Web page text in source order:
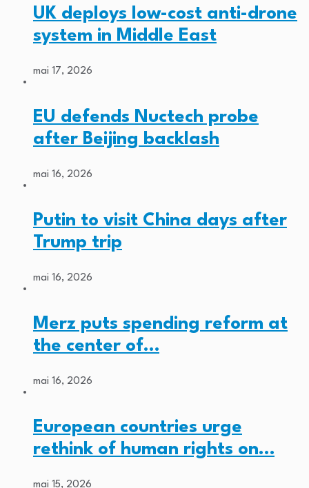
UK deploys low-cost anti-drone
system in Middle East
mai 17, 2026
EU defends Nuctech probe
after Beijing backlash
mai 16, 2026
Putin to visit China days after
Trump trip
mai 16, 2026
Merz puts spending reform at
the center of…
mai 16, 2026
European countries urge
rethink of human rights on…
mai 15, 2026